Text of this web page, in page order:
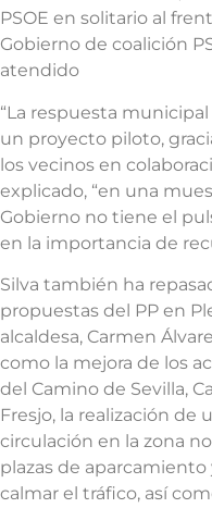
PSOE en solitario al
Gobierno de coalición
atendido
“La respuesta
un proyecto piloto,
los vecinos en
explicado, “en una
Gobierno no tiene el
en la importancia de
Silva también ha
propuestas del PP en
alcaldesa, Carmen
como la mejora de los
del Camino de Sevilla,
Fresjo, la realización
circulación en la zona
plazas de
calmar el tráfico, así